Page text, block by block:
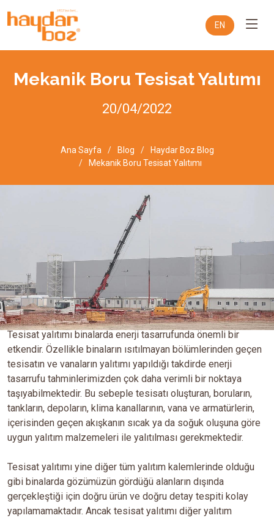
EN
Mekanik Boru Tesisat Yalıtımı
20/04/2022
Ana Sayfa Blog
Haydar Boz Blog
Mekanik Boru Tesisat Yalıtımı
Tesisat yalıtımı binalarda enerji tasarrufunda önemli bir
etkendir. Özellikle binaların ısıtılmayan bölümlerinden geçen
tesisatın ve vanaların yalıtımı yapıldığı takdirde enerji
tasarrufu tahminlerimizden çok daha verimli bir noktaya
taşıyabilmektedir. Bu sebeple tesisatı oluşturan, boruların,
tankların, depoların, klima kanallarının, vana ve armatürlerin,
içerisinden geçen akışkanın sıcak ya da soğuk oluşuna göre
uygun yalıtım malzemeleri ile yalıtılması gerekmektedir.
Tesisat yalıtımı yine diğer tüm yalıtım kalemlerinde olduğu
gibi binalarda gözümüzün gördüğü alanların dışında
gerçekleştiği için doğru ürün ve doğru detay tespiti kolay
yapılamamaktadır. Ancak tesisat yalıtımı diğer yalıtım